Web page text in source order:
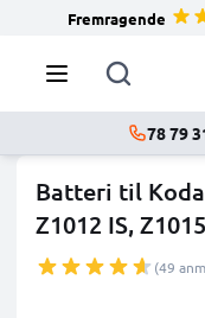
Fremragende
78 79
Batteri til
Z1012 IS,
(49